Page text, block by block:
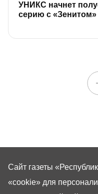
УНИКС начнет
серию с «Зенитом»
Сайт газеты
«cookie» для